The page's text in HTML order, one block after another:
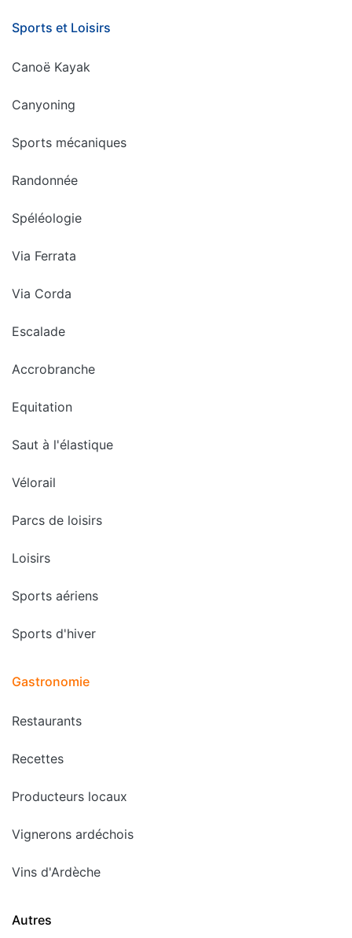
Sports et Loisirs
Canoë Kayak
Canyoning
Sports mécaniques
Randonnée
Spéléologie
Via Ferrata
Via Corda
Escalade
Accrobranche
Equitation
Saut à l'élastique
Vélorail
Parcs de loisirs
Loisirs
Sports aériens
Sports d'hiver
Gastronomie
Restaurants
Recettes
Producteurs locaux
Vignerons ardéchois
Vins d'Ardèche
Autres